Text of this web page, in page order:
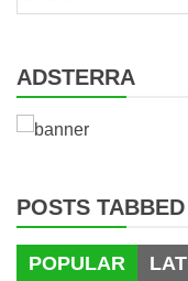
for:
ADSTERRA
POSTS TABBED
POPULAR